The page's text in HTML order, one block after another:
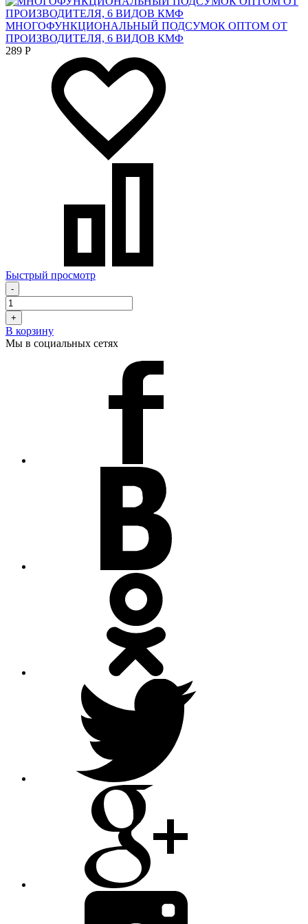
МНОГОФУНКЦИОНАЛЬНЫЙ ПОДСУМОК ОПТОМ ОТ
ПРОИЗВОДИТЕЛЯ, 6 ВИДОВ КМФ
289 Р
Быстрый просмотр
-
+
В корзину
Мы в социальных сетях